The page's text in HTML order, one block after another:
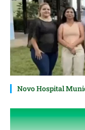
Novo Hospital